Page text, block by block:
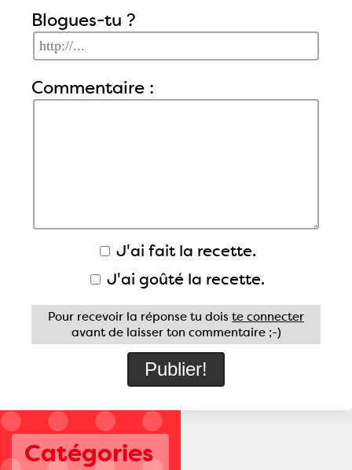
Catégories
Blogues-tu ?
Commentaire :
J'ai fait la recette.
J'ai goûté la recette.
Pour recevoir la réponse tu dois te connecter
avant de laisser ton commentaire ;-)